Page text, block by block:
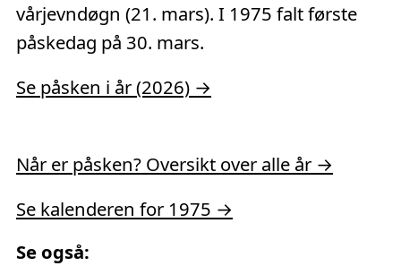
vårjevndøgn (21. mars). I 1975 falt første
påskedag på 30. mars.
Se påsken i år (2026) →
Når er påsken? Oversikt over alle år →
Se kalenderen for 1975 →
Se også: